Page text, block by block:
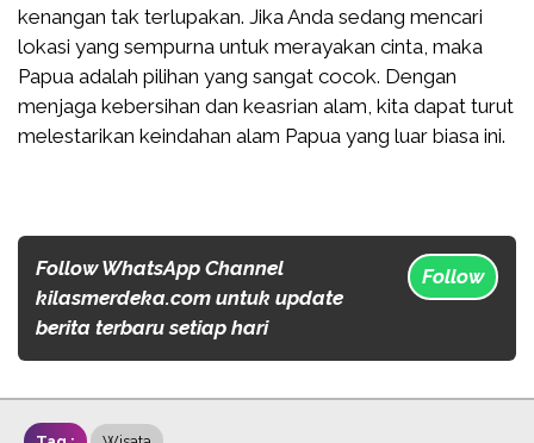
kenangan tak terlupakan. Jika Anda sedang mencari
lokasi yang sempurna untuk merayakan cinta, maka
Papua adalah pilihan yang sangat cocok. Dengan
menjaga kebersihan dan keasrian alam, kita dapat turut
melestarikan keindahan alam Papua yang luar biasa ini.
Follow WhatsApp Channel
kilasmerdeka.com untuk update
berita terbaru setiap hari
Follow